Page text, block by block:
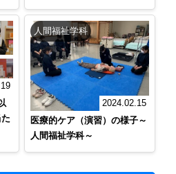
人間福祉学科
2024.02.15
医療的ケア（演習）の様子～
人間福祉学科～